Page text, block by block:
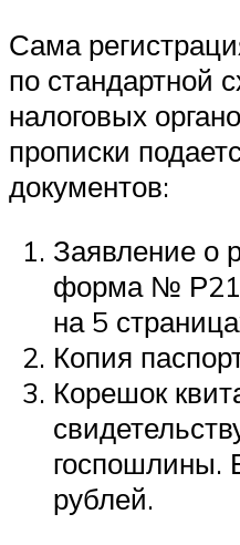
Сама
по стандартной
налоговых
прописки
документов:
Заявление о
форма №
на 5
Копия
Корешок
госпошлины.
рублей.